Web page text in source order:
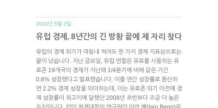
2016년 5월 2일.
유럽 경제, 8년간의 긴 방황 끝에 제 자리 찾다
유럽의 경제 위기가 마침내 적어도 한 가지 경제 지표상으로는
끝이 났습니다. 지난 금요일, 유럽 연합은 유로를 사용하는 유
로존 19개국의 경제가 지난해 1/4분기에 비해 같은 기간
0.6% 성장했다고 발표했습니다. 이를 연간 성장률로 환산하
면 2.2% 경제 성장을 의미하는데, 이는 유로존 위기 이전에 경
제 성장률이 최고치에 달했던 2008년 초반보다 조금 더 높은